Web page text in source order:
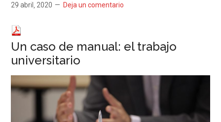
caminos
29 abril, 2020 Deja un comentario
Un caso de manual: el trabajo
universitario